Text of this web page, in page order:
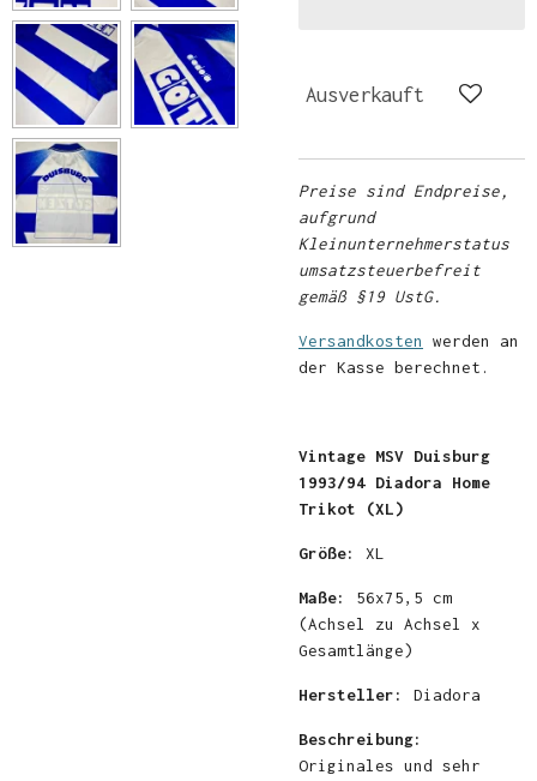
Ausverkauft
Preise sind Endpreise,
aufgrund
Kleinunternehmerstatus
umsatzsteuerbefreit
gemäß §19 UstG.
Versandkosten
werden an
der Kasse berechnet.
Vintage MSV Duisburg
1993/94 Diadora Home
Trikot (XL)
Größe: XL
Maße:
56x75,5 cm
(Achsel zu Achsel x
Gesamtlänge)
Hersteller: Diadora
Beschreibung:
Originales und sehr